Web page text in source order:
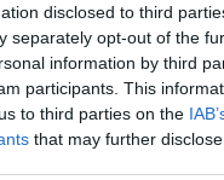
disclosed to third
separately opt-out of the
information by third
participants. This
to third parties on the
that may further